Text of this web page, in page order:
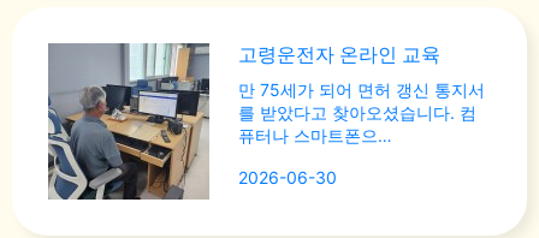
고령운전자 온라인 교육
만 75세가 되어 면허 갱신 통지서
를 받았다고 찾아오셨습니다. 컴
퓨터나 스마트폰으…
2026-06-30